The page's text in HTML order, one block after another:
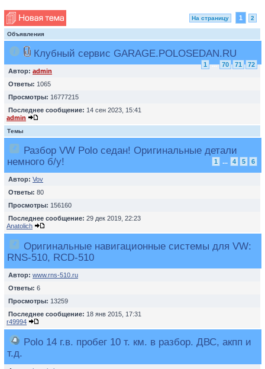
На страницу 1 2
Объявления
Клубный сервис GARAGE.POLOSEDAN.RU
1 ... 70 71
72
Автор: admin
Ответы: 1065
Просмотры: 16777215
Последнее сообщение: 14 сен 2023, 15:41
admin
Темы
Разбор VW Polo седан! Оригинальные детали
немного б/у!
1 ... 4 5 6
Автор: Vov
Ответы: 80
Просмотры: 156160
Последнее сообщение: 29 дек 2019, 22:23
Anatolich
Оригинальные навигационные системы для VW:
RNS-510, RCD-510
Автор: www.rns-510.ru
Ответы: 6
Просмотры: 13259
Последнее сообщение: 18 янв 2015, 17:31
r49994
Polo 14 г.в. пробег 10 т. км. в разбор. ДВС, акпп и
т.д.